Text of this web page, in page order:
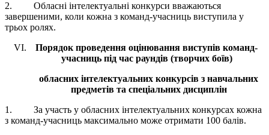
2. Обласні інтелектуальні конкурси вважаються
завершеними, коли кожна з команд-учасниць виступила у
трьох ролях.
Порядок проведення оцінювання виступів команд-
учасниць під час раундів (творчих боїв)
обласних інтелектуальних конкурсів з навчальних
предметів та спеціальних дисциплін
1. За участь у обласних інтелектуальних конкурсах кожна
з команд-учасниць максимально може отримати 100 балів.